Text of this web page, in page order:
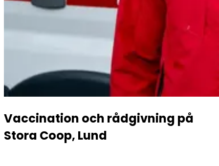
Vaccination och rådgivning på
Stora Coop, Lund